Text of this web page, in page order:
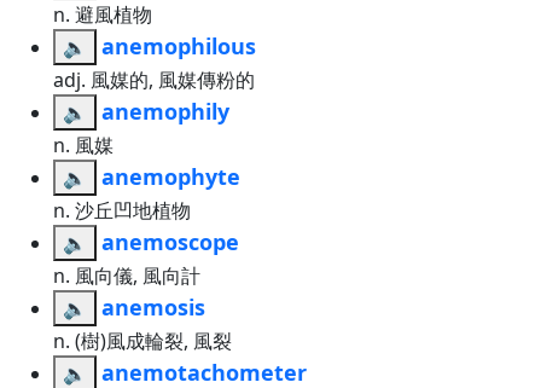
n. 避風植物
🔈
anemophilous
adj. 風媒的, 風媒傳粉的
🔈
anemophily
n. 風媒
🔈
anemophyte
n. 沙丘凹地植物
🔈
anemoscope
n. 風向儀, 風向計
🔈
anemosis
n. (樹)風成輪裂, 風裂
🔈
anemotachometer